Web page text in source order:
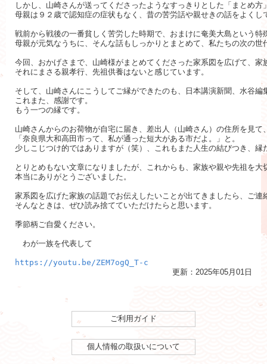
しかし、山崎さんが送ってくださったようなすっきりとした「まとめ
母親は９２歳で認知症の症状もなく、昔の苦労話や親せきの話をよくし
戦前から戦後の一番貧しく苦労した時期で、おまけに奄美大島という
母親が元気なうちに、そんな話もしっかりとまとめて、私たちの次の
今回、おかげさまで、山崎様がまとめてくださった家系図を広げて、
それにまさる親孝行、先祖供養はないと感じています。
そして、山崎さんにこうしてご縁ができたのも、日本講演新聞、水谷
これまた、感謝です。
もう一つの縁です。
山崎さんからのお荷物が自宅に届き、差出人（山崎さん）の住所を見て
「奈良県大和高田市って、私が通った短大がある市だよ。」と。
少しこじつけ的ではありますが（笑）、これもまた人生の結びつき、縁
とりとめもない文章になりましたが、これからも、家族や親や先祖を
本当にありがとうございました。
家系図を広げた家族の話題でお伝えしたいことが出てきましたら、ご
そんなときは、ぜひ読み捨てていただけたらと思います。
季節柄ご自愛ください。
わが一族を代表して
https://youtu.be/ZEM7ogQ_T-c
更新：2025年05月01日
ご利用ガイド
個人情報の取扱いについて